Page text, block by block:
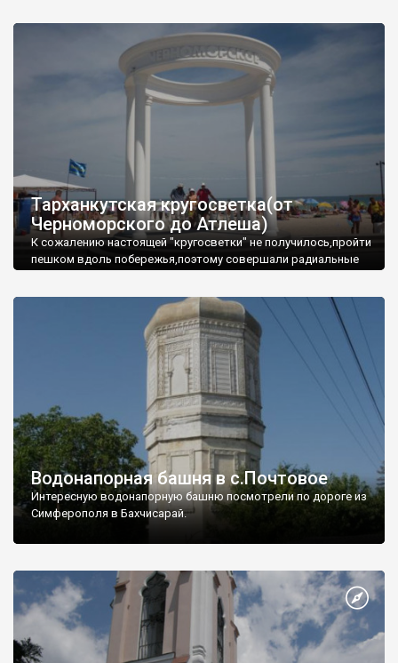
Тарханкутская кругосветка(от
Черноморского до Атлеша)
К сожалению настоящей "кругосветки" не получилось,пройти
пешком вдоль побережья,поэтому совершали радиальные
Водонапорная башня в с.Почтовое
Интересную водонапорную башню посмотрели по дороге из
Симферополя в Бахчисарай.